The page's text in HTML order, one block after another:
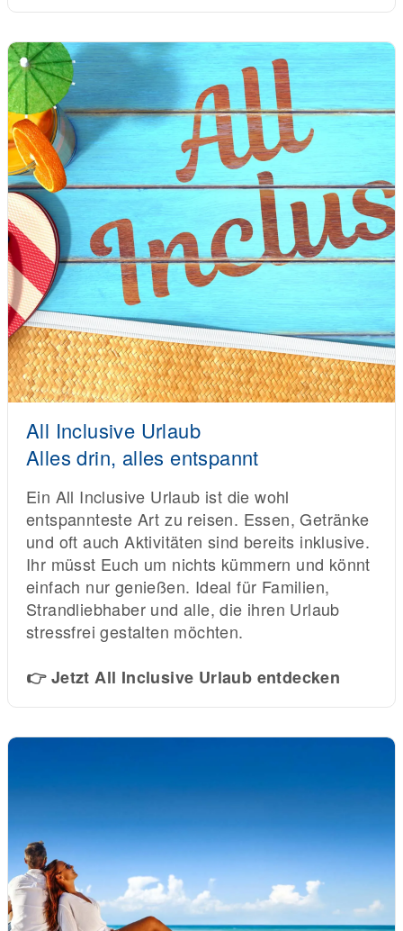
All Inclusive Urlaub
Alles drin, alles entspannt
Ein All Inclusive Urlaub ist die wohl
entspannteste Art zu reisen. Essen, Getränke
und oft auch Aktivitäten sind bereits inklusive.
Ihr müsst Euch um nichts kümmern und könnt
einfach nur genießen. Ideal für Familien,
Strandliebhaber und alle, die ihren Urlaub
stressfrei gestalten möchten.
👉 Jetzt All Inclusive Urlaub entdecken